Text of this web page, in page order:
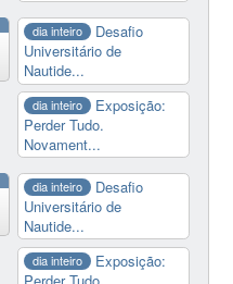
dia inteiro
Desafio
Universitário de
Nautide...
dia inteiro
Exposição:
Perder Tudo.
Novament...
dia inteiro
Desafio
Universitário de
Nautide...
dia inteiro
Exposição:
Perder Tudo.